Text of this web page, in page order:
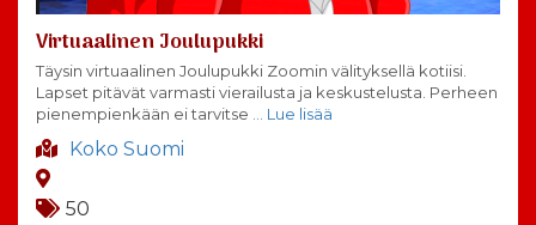
Virtuaalinen Joulupukki
Täysin virtuaalinen Joulupukki Zoomin välityksellä kotiisi.
Lapset pitävät varmasti vierailusta ja keskustelusta. Perheen
pienempienkään ei tarvitse … Lue lisää
Koko Suomi
50